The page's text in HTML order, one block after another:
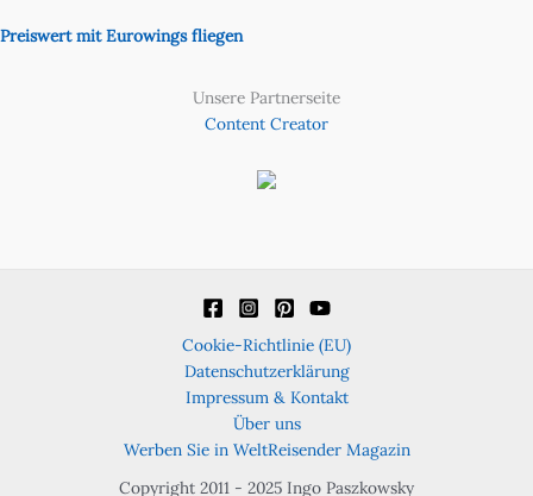
Preiswert mit Eurowings fliegen
Unsere Partnerseite
Content Creator
Cookie-Richtlinie (EU)
Datenschutzerklärung
Impressum & Kontakt
Über uns
Werben Sie in WeltReisender Magazin
Copyright 2011 - 2025 Ingo Paszkowsky